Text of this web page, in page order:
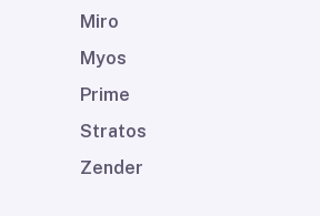
Miro
Myos
Prime
Stratos
Zender